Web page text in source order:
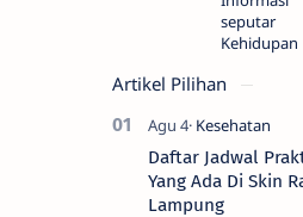
seputar
Kehidupan
Artikel Pilihan
Daftar Jadwal
Yang Ada Di Skin
Lampung